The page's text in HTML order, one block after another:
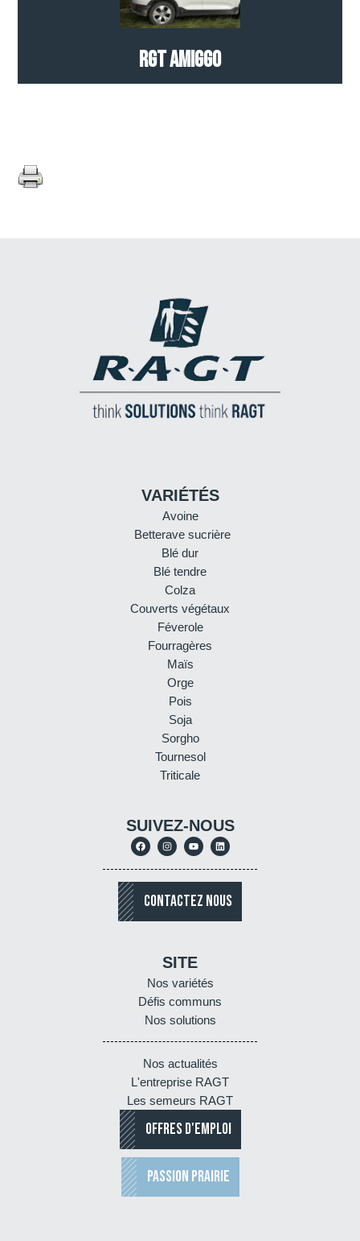
RGT AMIGGO
VARIÉTÉS
Avoine
Betterave sucrière
Blé dur
Blé tendre
Colza
Couverts végétaux
Féverole
Fourragères
Maïs
Orge
Pois
Soja
Sorgho
Tournesol
Triticale
SUIVEZ-NOUS
CONTACTEZ NOUS
SITE
Nos variétés
Défis communs
Nos solutions
Nos actualités
L'entreprise RAGT
Les semeurs RAGT
OFFRES D'EMPLOI
PASSION PRAIRIE